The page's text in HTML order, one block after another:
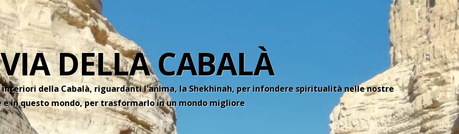
DELLA CABALÀ
della Cabalà, riguardanti l'anima, la Shekhinah, per infondere spiritualità nelle nostre
e in questo mondo, per trasformarlo in un mondo migliore